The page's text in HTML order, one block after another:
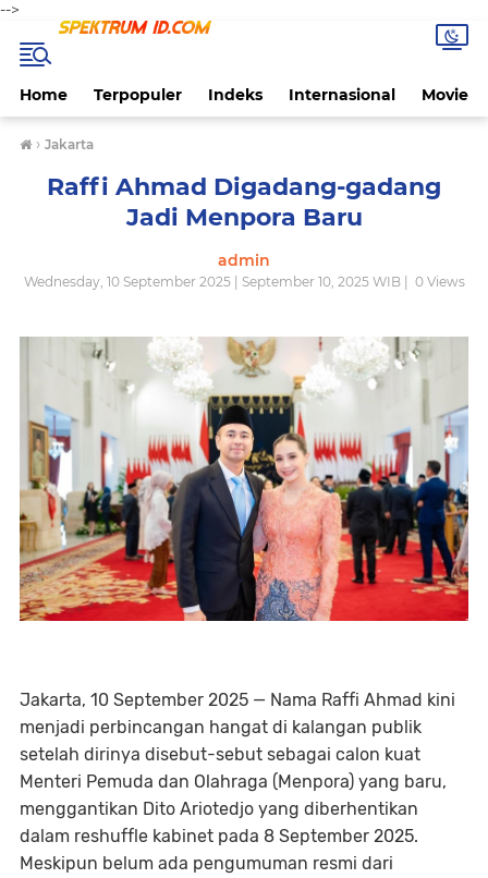
-->
Home Terpopuler Indeks Internasional Movie
› Jakarta
Raffi Ahmad Digadang-gadang
Jadi Menpora Baru
admin
Wednesday, 10 September 2025 | September 10, 2025 WIB | 0Views
Jakarta, 10 September 2025 — Nama Raffi Ahmad kini
menjadi perbincangan hangat di kalangan publik
setelah dirinya disebut-sebut sebagai calon kuat
Menteri Pemuda dan Olahraga (Menpora) yang baru,
menggantikan Dito Ariotedjo yang diberhentikan
dalam reshuffle kabinet pada 8 September 2025.
Meskipun belum ada pengumuman resmi dari